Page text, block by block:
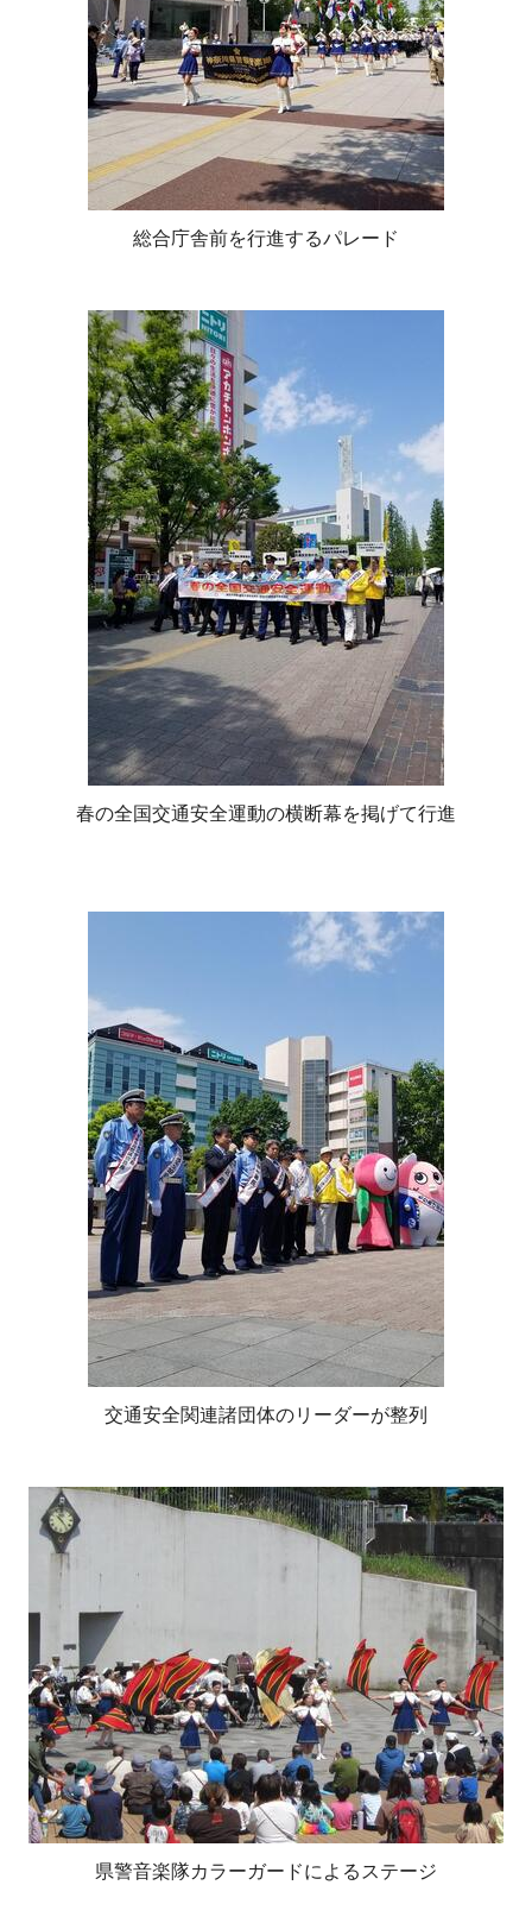
総合庁舎前を行進するパレード
春の全国交通安全運動の横断幕を掲げて行進
交通安全関連諸団体のリーダーが整列
県警音楽隊カラーガードによるステージ